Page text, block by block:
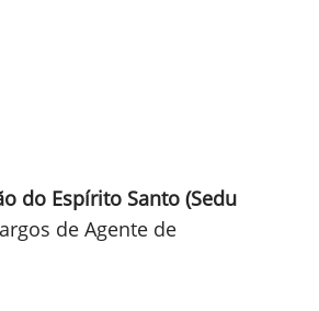
do Espírito Santo (Sedu
de Agente de